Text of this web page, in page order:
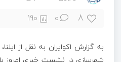
8
0
190
به گزارش اکوایران به نقل از